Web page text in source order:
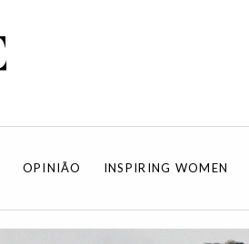
OPINIÃO INSPIRING WOMEN